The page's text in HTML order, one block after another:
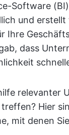
Software
und
Ihre
dass
relevanter
Hier
mit denen